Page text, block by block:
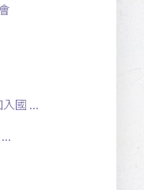
國 ...